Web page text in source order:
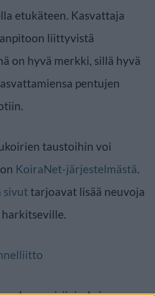
etukäteen. Kasvattaja
liittyvistä
on hyvä merkki, sillä hyvä
pentujen
taustoihin voi
KoiraNet-järjestelmästä.
sivuttarjoavat lisää neuvoja